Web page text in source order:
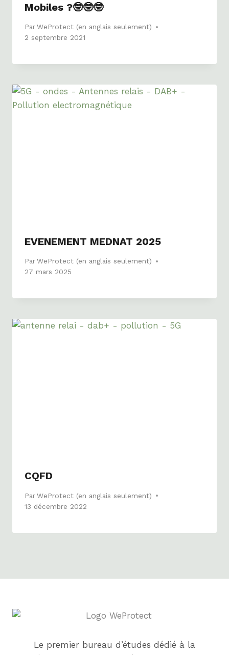
Mobiles ?🤓🤓🤓
ParWeProtect (en anglais seulement)
2 septembre 2021
EVENEMENT MEDNAT 2025
ParWeProtect (en anglais seulement)
27 mars 2025
CQFD
ParWeProtect (en anglais seulement)
13 décembre 2022
Le premier bureau d’études dédié à la